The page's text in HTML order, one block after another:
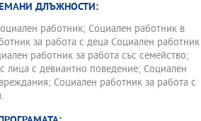
ДЛЪЖНОСТИ:
работник; Социален работник в
с деца Социален работник в
работник за работа със семейство;
лица с девиантно поведение; Социален
Социален работник за работа с